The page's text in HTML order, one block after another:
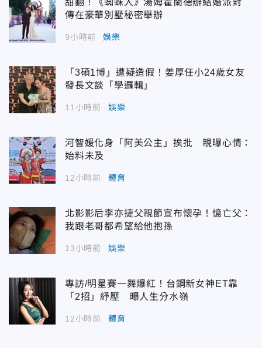
傳在豪華別墅秘密舉辦
9小時前 娛樂
「3碩1博」遭疑造假！姜厚任小24歲女友
發長文談「學邏輯」
11小時前 娛樂
河智媛化身「阿美公主」挨批 親曝心情：
始料未及
12小時前 體育
北影影后李亦捷父親節宣布懷孕！憶亡父：
我跟老哥都希望給他抱孫
13小時前 娛樂
專訪/明星賽一舞爆紅！台鋼新女神ET靠
「2招」紓壓 曝人生分水嶺
12小時前 體育